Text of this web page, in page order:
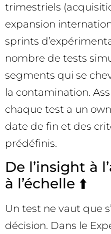
trimestriels
expansion
sprints
nombre de tests
segments qui se
la contamination.
chaque test a un
date de fin et des
prédéfinis.
De l’insight à
à l’échelle ⬆️
Un test ne vaut que
décision. Dans le